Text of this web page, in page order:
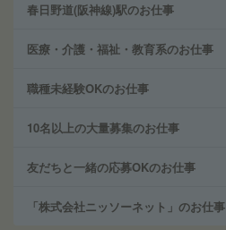
春日野道(阪神線)駅のお仕事
医療・介護・福祉・教育系のお仕事
職種未経験OKのお仕事
10名以上の大量募集のお仕事
友だちと一緒の応募OKのお仕事
「株式会社ニッソーネット」のお仕事